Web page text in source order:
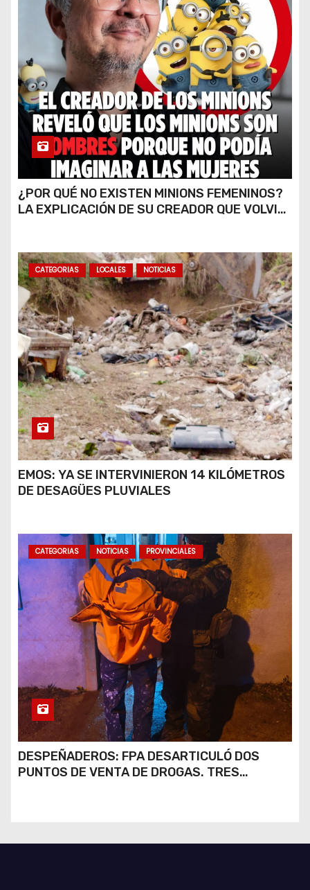
¿POR QUÉ NO EXISTEN MINIONS FEMENINOS?
LA EXPLICACIÓN DE SU CREADOR QUE VOLVIÓ
CATEGORIAS LOCALES NOTICIAS
EMOS: YA SE INTERVINIERON 14 KILÓMETROS
DE DESAGÜES PLUVIALES
CATEGORIAS NOTICIAS PROVINCIALES
DESPEÑADEROS: FPA DESARTICULÓ DOS
PUNTOS DE VENTA DE DROGAS. TRES